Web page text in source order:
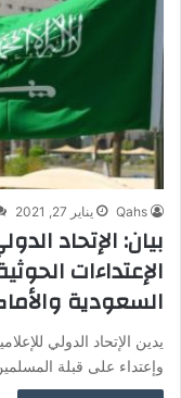
Qahs يناير 27, 2021
بيان: الإتحاد
الإعتداءات
السعودية
يدين الإتحاد الدولي
وإعتداء على قبلة